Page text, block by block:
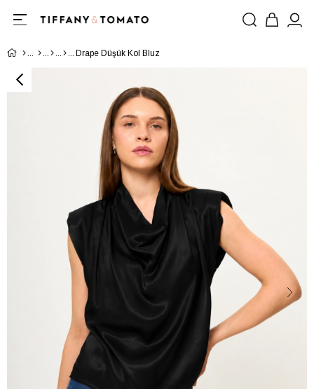
Drape Düşük Kol Bluz